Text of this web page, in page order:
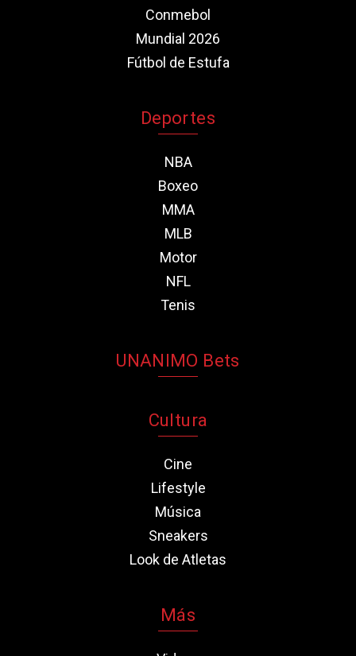
Conmebol
Mundial 2026
Fútbol de Estufa
Deportes
NBA
Boxeo
MMA
MLB
Motor
NFL
Tenis
UNANIMO Bets
Cultura
Cine
Lifestyle
Música
Sneakers
Look de Atletas
Más